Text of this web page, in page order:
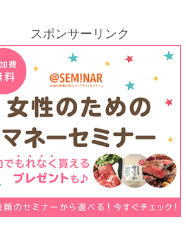
スポンサーリンク